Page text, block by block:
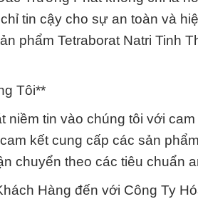
tin cậy cho sự an toàn và
phẩm Tetraborat Natri Tinh
Tôi**
niềm tin vào chúng tôi với
kết cung cấp các sản
chuyển theo các tiêu chuẩn
Hàng đến với Công Ty